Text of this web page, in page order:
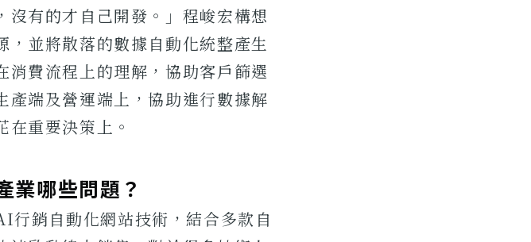
有的才自己開發。」程峻宏構想
並將散落的數據自動化統整產生
費流程上的理解，協助客戶篩選
產端及營運端上，協助進行數據解
重要決策上。
業哪些問題？
銷自動化網站技術，結合多款自